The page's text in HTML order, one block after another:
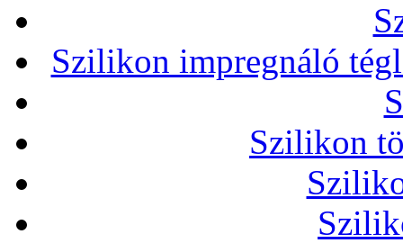
Szilikon impregnáló
Szilikon